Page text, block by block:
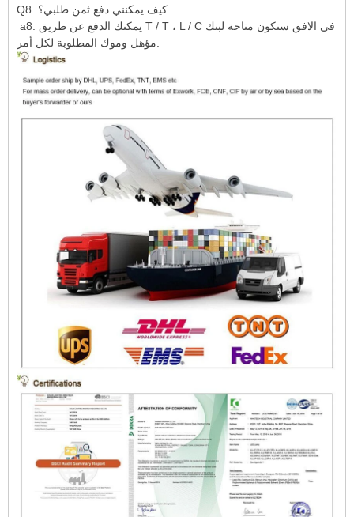
Q8. كيف يمكنني دفع ثمن طلبي؟
a8: يمكنك الدفع عن طريق T / T ، L / C في الافق ستكون متاحة لبنك